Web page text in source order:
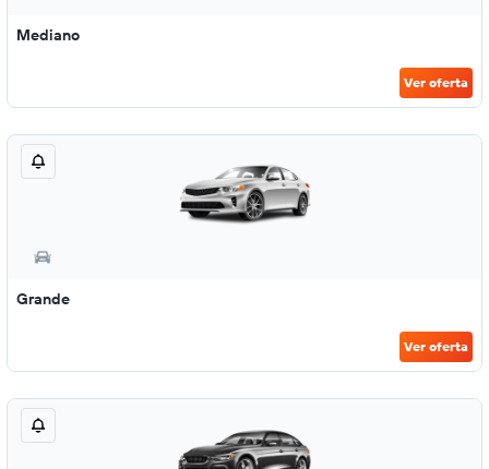
Mediano
Ver oferta
Grande
Ver oferta